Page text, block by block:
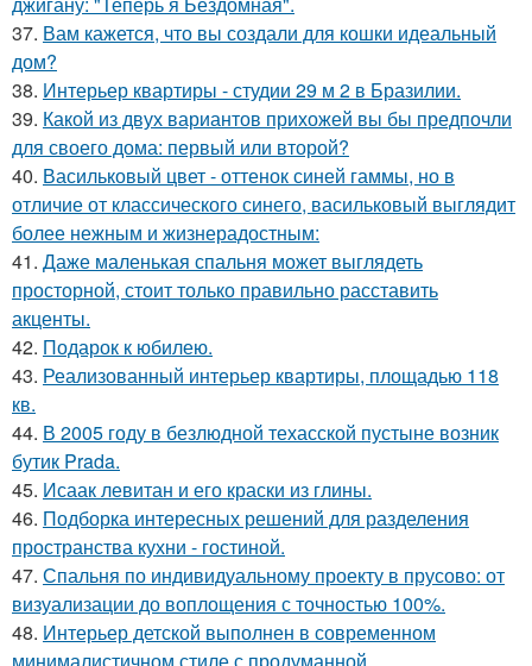
37. Вам кажется, что вы создали для кошки идеальный
дом?
38. Интерьер квартиры - студии 29 м 2 в Бразилии.
39. Какой из двух вариантов прихожей вы бы предпочли
для своего дома: первый или второй?
40. Васильковый цвет - оттенок синей гаммы, но в
отличие от классического синего, васильковый выглядит
более нежным и жизнерадостным:
41. Даже маленькая спальня может выглядеть
просторной, стоит только правильно расставить
акценты.
42. Подарок к юбилею.
43. Реализованный интерьер квартиры, площадью 118
кв.
44. В 2005 году в безлюдной техасской пустыне возник
бутик Prada.
45. Исаак левитан и его краски из глины.
46. Подборка интересных решений для разделения
пространства кухни - гостиной.
47. Спальня по индивидуальному проекту в прусово: от
визуализации до воплощения с точностью 100%.
48. Интерьер детской выполнен в современном
минималистичном стиле с продуманной